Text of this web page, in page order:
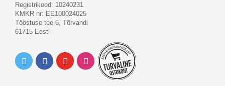
Registrikood: 10240231
KMKR nr: EE100024025
Tööstuse tee 6, Tõrvandi
61715 Eesti